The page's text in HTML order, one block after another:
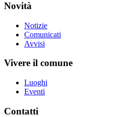
Novità
Notizie
Comunicati
Avvisi
Vivere il comune
Luoghi
Eventi
Contatti